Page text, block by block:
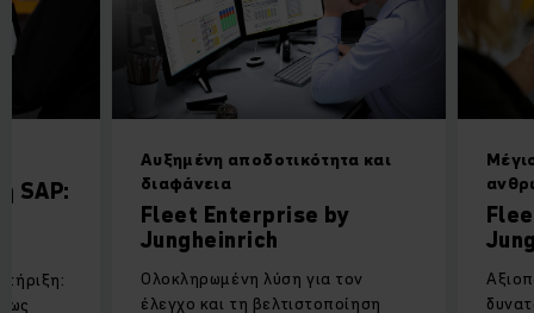
Αυξημένη αποδοτικότητα και
διαφάνεια
Fleet Enterprise by
Jungheinrich
Ολοκληρωμένη λύση για τον
έλεγχο και τη βελτιστοποίηση
SAP:
ως